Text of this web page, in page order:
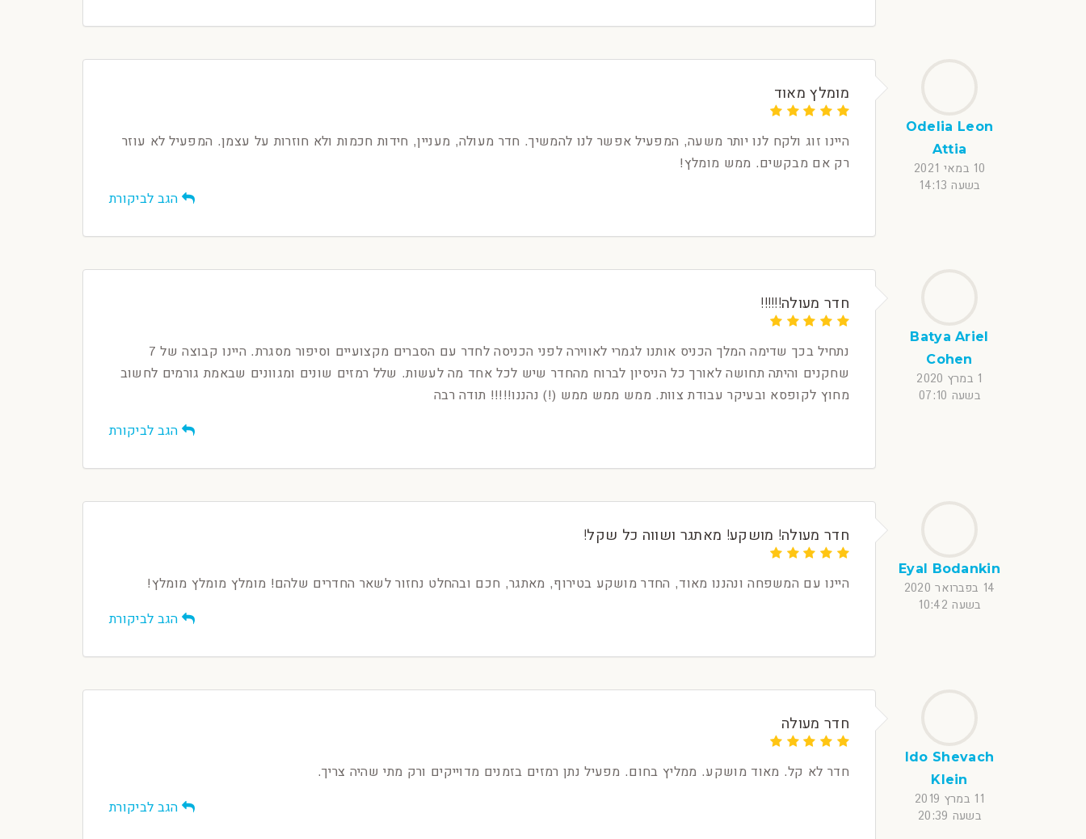
Odelia Leon
Attia
10 במאי 2021
בשעה 14:13
מומלץ מאוד
היינו זוג ולקח לנו יותר משעה, המפעיל אפשר לנו להמשיך. חדר מעולה, מעניין, חידות חכמות ולא חוזרות על עצמן. המפעיל לא עוזר
רק אם מבקשים. ממש מומלץ!
הגב לביקורת
Batya Ariel
Cohen
1 במרץ 2020
בשעה 07:10
חדר מעולה!!!!!!
נתחיל בכך שדימה המלך הכניס אותנו לגמרי לאווירה לפני הכניסה לחדר עם הסברים מקצועיים וסיפור מסגרת. היינו קבוצה של 7
שחקנים והיתה תחושה לאורך כל הניסיון לברוח מהחדר שיש לכל אחד מה לעשות. שלל רמזים שונים ומגוונים שבאמת גורמים לחשוב
מחוץ לקופסא ובעיקר עבודת צוות. ממש ממש ממש (!) נהננו!!!!! תודה רבה
הגב לביקורת
Eyal Bodankin
14 בפברואר 2020
בשעה 10:42
חדר מעולה! מושקע! מאתגר ושווה כל שקל!
היינו עם המשפחה ונהננו מאוד, החדר מושקע בטירוף, מאתגר, חכם ובהחלט נחזור לשאר החדרים שלהם! מומלץ מומלץ מומלץ!
הגב לביקורת
Ido Shevach
Klein
11 במרץ 2019
בשעה 20:39
חדר מעולה
חדר לא קל. מאוד מושקע. ממליץ בחום. מפעיל נתן רמזים בזמנים מדוייקים ורק מתי שהיה צריך.
הגב לביקורת